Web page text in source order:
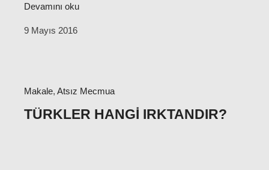
Devamını oku
9 Mayıs 2016
Makale, Atsız Mecmua
TÜRKLER HANGI IRKTANDIR?